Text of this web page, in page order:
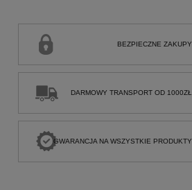
BEZPIECZNE ZAKUPY
DARMOWY TRANSPORT OD 1000ZŁ
GWARANCJA NA WSZYSTKIE PRODUKTY